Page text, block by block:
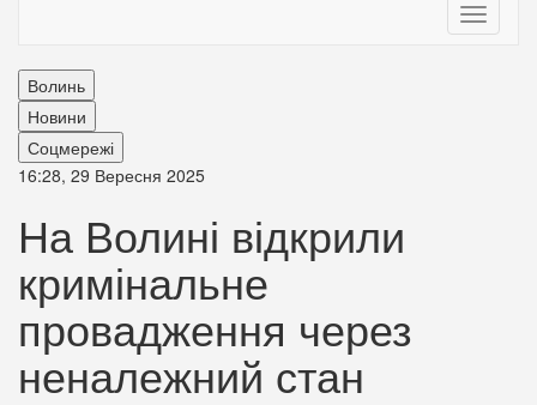
Toggle
Волинь
Новини
Соцмережі
16:28, 29 Вересня 2025
На Волині відкрили
кримінальне
провадження через
неналежний стан